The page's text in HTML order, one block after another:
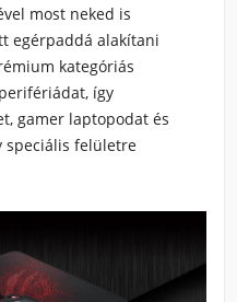
most neked is
egérpaddá alakítani
kategóriás
így
gamer laptopodat és
speciális felületre